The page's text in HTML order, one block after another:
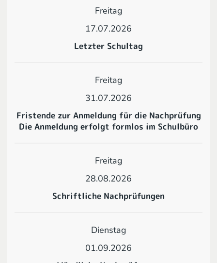
Freitag
17.07.2026
Letzter Schultag
Freitag
31.07.2026
Fristende zur Anmeldung für die Nachprüfung
Die Anmeldung erfolgt formlos im Schulbüro
Freitag
28.08.2026
Schriftliche Nachprüfungen
Dienstag
01.09.2026